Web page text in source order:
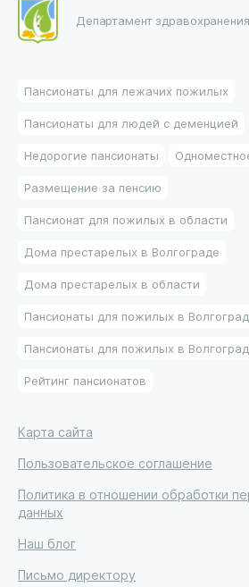
Департамент
Пансионаты для лежачих пожилых
Пансионаты для людей с деменцией
Недорогие пансионаты
Размещение за пенсию
Пансионат для пожилых в области
Дома престарелых в Волгограде
Дома престарелых в области
Пансионаты для пожилых в
Пансионаты для пожилых в
Рейтинг пансионатов
Карта сайта
Пользовательское соглашение
Политика в отношении обработки
данных
Наш блог
Письмо директору